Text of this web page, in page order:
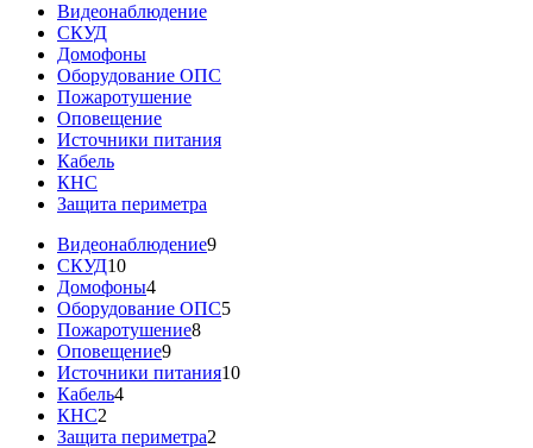
Видеонаблюдение
СКУД
Домофоны
Оборудование ОПС
Пожаротушение
Оповещение
Источники питания
Кабель
КНС
Защита периметра
Видеонаблюдение9
СКУД10
Домофоны4
Оборудование ОПС5
Пожаротушение8
Оповещение9
Источники питания10
Кабель4
КНС2
Защита периметра2